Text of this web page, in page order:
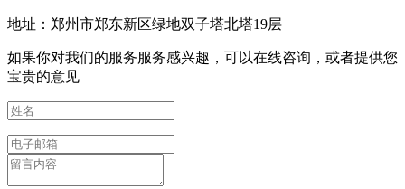
地址：郑州市郑东新区绿地双子塔北塔19层
如果你对我们的服务服务感兴趣，可以在线咨询，或者提供您
宝贵的意见